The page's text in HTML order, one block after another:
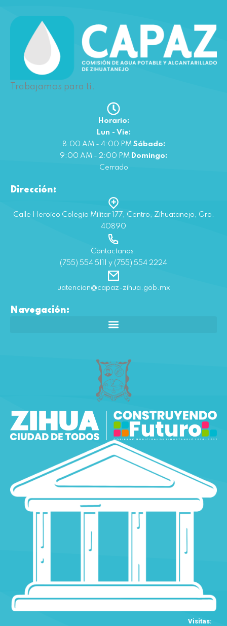
Trabajamos para ti.
Horario:
Lun - Vie:
8:00 AM - 4:00 PM Sábado:
9:00 AM - 2:00 PM Domingo:
Cerrado
Dirección:
Calle Heroico Colegio Militar 177, Centro, Zihuatanejo, Gro.
40890
Contactanos:
(755) 554 5111 y (755) 554 2224
uatencion@capaz-zihua.gob.mx
Navegación:
Visitas: